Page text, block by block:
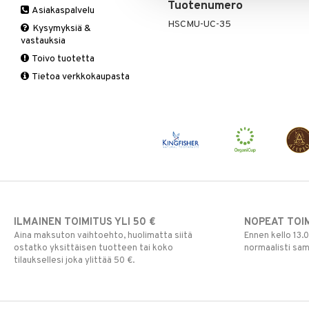
Tuotenumero
HSCMU-UC-35
Ruuansulatus
Suolisto
Muut
Valkosipuli
Yskään
B-vitamiinit
C-vitamiinit
Miehet
Multimineraalit
Muut
Q-10
Schizandra
Suorituskyky
Asiakaspalvelu
Kysymyksiä &
vastauksia
Toivo tuotetta
Tietoa verkkokaupasta
ILMAINEN TOIMITUS YLI 50 €
Aina maksuton vaihtoehto, huolimatta siitä
ostatko yksittäisen tuotteen tai koko
tilauksellesi joka ylittää 50 €.
NOPEAT
Ennen kello
normaalisti